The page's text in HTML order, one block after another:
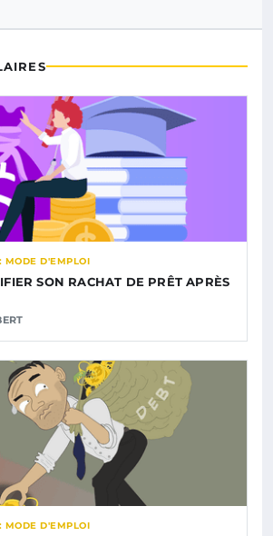
MODE D'EMPLOI
SON RACHAT DE PRÊT APRÈS
MODE D'EMPLOI